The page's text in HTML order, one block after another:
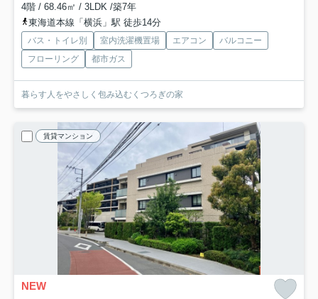
4階 / 68.46㎡ / 3LDK /築7年
東海道本線「横浜」駅 徒歩14分
バス・トイレ別 室内洗濯機置場 エアコン
バルコニー
フローリング
都市ガス
暮らす人をやさしく包み込むくつろぎの家
賃貸マンション
NEW